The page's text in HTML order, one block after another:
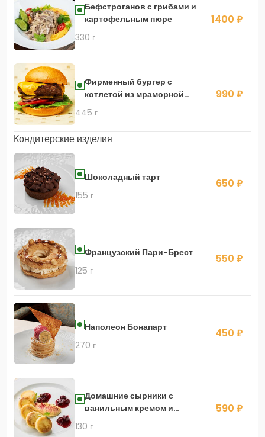
Бефстроганов с грибами и
картофельным пюре
330 г
1400 ₽
Фирменный бургер с
котлетой из мраморной
говядины и сыром чеддер
445 г
990 ₽
Кондитерские изделия
Шоколадный тарт
155 г
650 ₽
Французский Пари-Брест
125 г
550 ₽
Наполеон Бонапарт
270 г
450 ₽
Домашние сырники с
ванильным кремом и
вишневым соусом
130 г
590 ₽